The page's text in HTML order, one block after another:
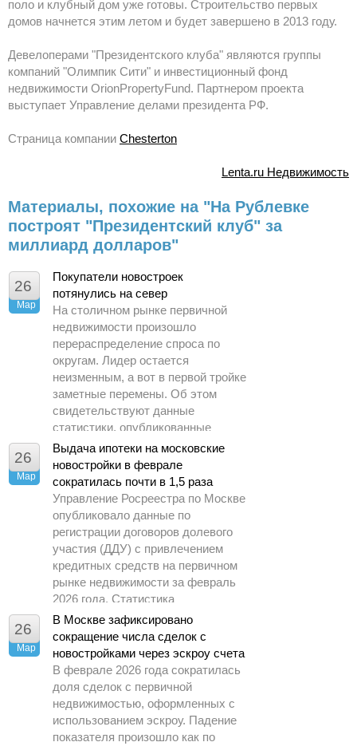
поло и клубный дом уже готовы. Строительство первых
домов начнется этим летом и будет завершено в 2013 году.
Девелоперами "Президентского клуба" являются группы
компаний "Олимпик Сити" и инвестиционный фонд
недвижимости OrionPropertyFund. Партнером проекта
выступает Управление делами президента РФ.
Страница компании Chesterton
Lenta.ru Недвижимость
Материалы, похожие на "На Рублевке
построят "Президентский клуб" за
миллиард долларов"
26
Мар
Покупатели новостроек
потянулись на север
На столичном рынке первичной
недвижимости произошло
перераспределение спроса по
округам. Лидер остается
неизменным, а вот в первой тройке
заметные перемены. Об этом
свидетельствуют данные
статистики, опубликованные
Управлением Росреестра по
Москве.
26
Мар
Выдача ипотеки на московские
новостройки в феврале
сократилась почти в 1,5 раза
Управление Росреестра по Москве
опубликовало данные по
регистрации договоров долевого
участия (ДДУ) с привлечением
кредитных средств на первичном
рынке недвижимости за февраль
2026 года. Статистика
демонстрирует заметное
охлаждение спроса по сравнению
с предыдущими периодами.
26
Мар
В Москве зафиксировано
сокращение числа сделок с
новостройками через эскроу счета
В феврале 2026 года сократилась
доля сделок с первичной
недвижимостью, оформленных с
использованием эскроу. Падение
показателя произошло как по